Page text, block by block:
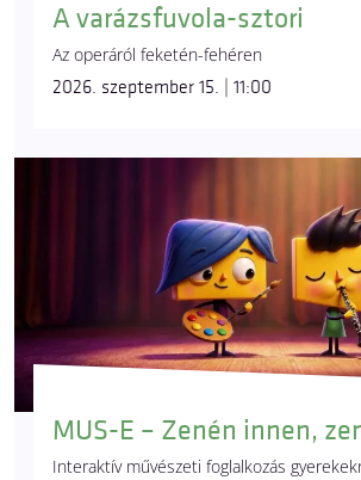
A varázsfuvola-sztori
Az operáról feketén-fehéren
2026. szeptember 15. | 11:00
MUS-E – Zenén innen,
Interaktív művészeti foglalkozás